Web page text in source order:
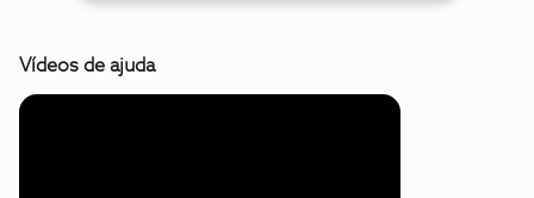
Vídeos de ajuda